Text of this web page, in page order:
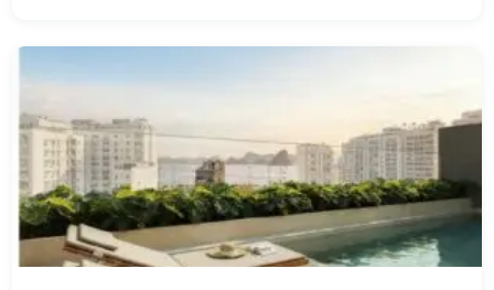
privativa
e espaço aberto